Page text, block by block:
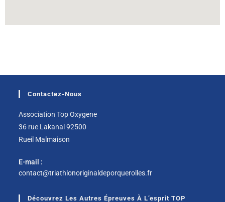
Contactez-Nous
Association Top Oxygene
36 rue Lakanal 92500
Rueil Malmaison
E-mail :
contact@triathlonoriginaldeporquerolles.fr
Découvrez Les Autres Épreuves À L’esprit TOP